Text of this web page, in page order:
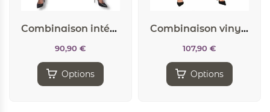
Combinaison intégrale F162 et laisse fetish
90,90 €
Options
Combinaison vinyle intégrale F188
107,90 €
Options